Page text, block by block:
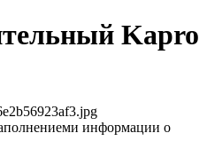
Kapro
информации о